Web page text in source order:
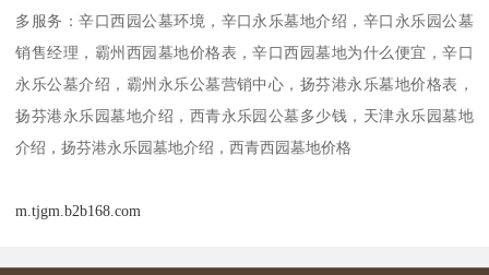
多服务：辛口西园公墓环境，辛口永乐墓地介绍，辛口永乐园公墓
销售经理，霸州西园墓地价格表，辛口西园墓地为什么便宜，辛口
永乐公墓介绍，霸州永乐公墓营销中心，扬芬港永乐墓地价格表，
扬芬港永乐园墓地介绍，西青永乐园公墓多少钱，天津永乐园墓地
介绍，扬芬港永乐园墓地介绍，西青西园墓地价格
m.tjgm.b2b168.com